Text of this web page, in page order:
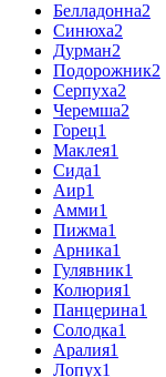
Белладонна2
Синюха2
Дурман2
Подорожник2
Серпуха2
Черемша2
Горец1
Маклея1
Сида1
Аир1
Амми1
Пижма1
Арника1
Гулявник1
Колюрия1
Панцерина1
Солодка1
Аралия1
Лопух1